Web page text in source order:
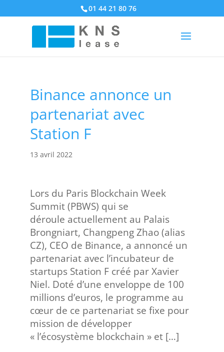
01 44 21 80 76
Binance annonce un
partenariat avec
Station F
13 avril 2022
Lors du Paris Blockchain Week
Summit (PBWS) qui se
déroule actuellement au Palais
Brongniart, Changpeng Zhao (alias
CZ), CEO de Binance, a annoncé un
partenariat avec l’incubateur de
startups Station F créé par Xavier
Niel. Doté d’une enveloppe de 100
millions d’euros, le programme au
cœur de ce partenariat se fixe pour
mission de développer
« l’écosystème blockchain » et […]